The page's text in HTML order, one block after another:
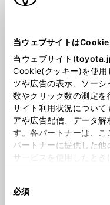
当ウェブサイトは
当ウェブサイト(
Cookie(クッキー)を使用
ツや広告の表示、ソー
数やクリック数の測定
サイト利用状況について
アや広告配信、データ
す。各パートナーは、
パートナーに提供した
サービスを使用したと
使用することがありま
必須
最初の手順からや
一旦リクライニン
その状態からシー
レバーを引きなが
ブルさせてくださ
解説動画を見る
外した料金トレイ
コンソールサイ
いすの乗降作業